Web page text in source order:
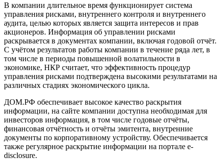
В компании длительное время функционирует система
управления рисками, внутреннего контроля и внутреннего
аудита, целью которых является защита интересов и прав
акционеров. Информация об управлении рисками
раскрывается в документах компании, включая годовой отчёт.
С учётом результатов работы компании в течение ряда лет, в
том числе в периоды повышенной волатильности в
экономике, НКР считает, что эффективность процедур
управления рисками подтверждена высокими результатами на
различных стадиях экономического цикла.
ДОМ.РФ обеспечивает высокое качество раскрытия
информации, на сайте компании доступна необходимая для
инвесторов информация, в том числе годовые отчёты,
финансовая отчётность и отчёты эмитента, внутренние
документы по корпоративному устройству. Обеспечивается
также регулярное раскрытие информации на портале e-
disclosure.